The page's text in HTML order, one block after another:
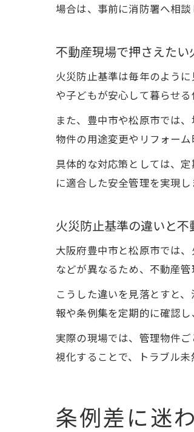
場合は、事前に消防署へ相談
不動産現場で押さえた
火災防止基準は毎年のよう
や子どもが安心して暮らせ
また、豊中市や松原市では
物件の用途変更やリフォー
具体的な対応策としては、
に適合した安全管理を実現し
火災防止基準の違いと
大阪府豊中市と松原市では
などが異なるため、不動産
こうした違いを見落とすと
報や条例集を定期的に確認
実際の現場では、管理物件
視化することで、トラブル未
条例差に迷